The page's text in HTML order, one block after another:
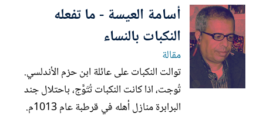
على الانترنت، رسالة تبحث في تاريخ
المعتزلة وعقائدهم وأثرهم في تطور الفكر
الإسلامي، قدمها مؤلفها...
أسامة العيسة - ما تفعله
النكبات بالنساء
مقالة
توالت النكبات على عائلة ابن حزم الأندلسي.
تُوجت، اذا كانت النكبات تُتَوَّج، باحتلال جند
البرابرة منازل أهله في قرطبة عام 1013م.